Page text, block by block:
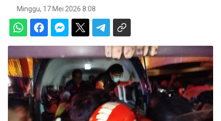
Minggu, 17 Mei 2026 8:08